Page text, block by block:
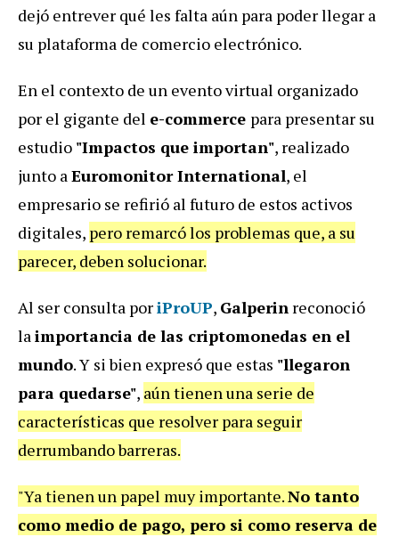
dejó entrever qué les falta aún para poder llegar a
su plataforma de comercio electrónico.
En el contexto de un evento virtual organizado
por el gigante del e-commerce para presentar su
estudio "Impactos que importan", realizado
junto aEuromonitor International, el
empresario se refirió al futuro de estos activos
digitales, pero remarcó los problemas que, a su
parecer, deben solucionar.
Al ser consulta poriProUP, Galperin reconoció
laimportancia de las criptomonedas en el
mundo. Y si bien expresó que estas "llegaron
para quedarse", aún tienen una serie de
características que resolver para seguir
derrumbando barreras.
"Ya tienen un papel muy importante.No tanto
como medio de pago, pero si como reserva de